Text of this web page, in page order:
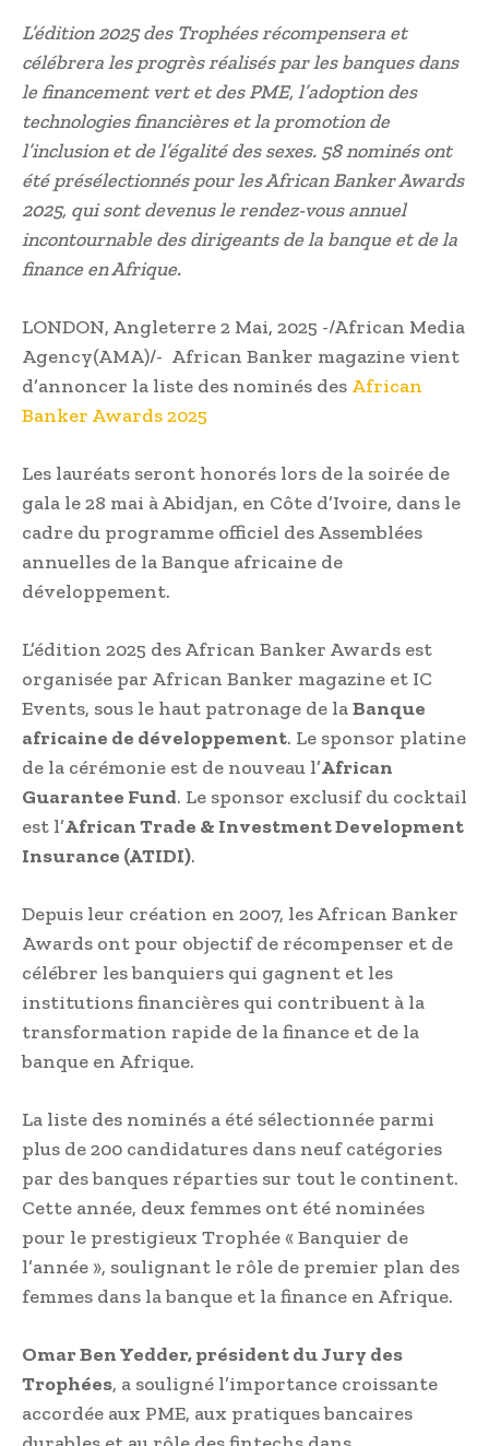
L’édition 2025 des Trophées récompensera et
célébrera les progrès réalisés par les banques dans
le financement vert et des PME, l’adoption des
technologies financières et la promotion de
l’inclusion et de l’égalité des sexes. 58 nominés ont
été présélectionnés pour les African Banker Awards
2025, qui sont devenus le rendez-vous annuel
incontournable des dirigeants de la banque et de la
finance en Afrique.
LONDON, Angleterre 2 Mai, 2025 -/African Media
Agency(AMA)/- African Banker magazine vient
d’annoncer la liste des nominés des African
Banker Awards 2025
Les lauréats seront honorés lors de la soirée de
gala le 28 mai à Abidjan, en Côte d’Ivoire, dans le
cadre du programme officiel des Assemblées
annuelles de la Banque africaine de
développement.
L’édition 2025 des African Banker Awards est
organisée par African Banker magazine et IC
Events, sous le haut patronage de laBanque
africaine de développement. Le sponsor platine
de la cérémonie est de nouveau l’African
Guarantee Fund. Le sponsor exclusif du cocktail
est l’African Trade & Investment Development
Insurance (ATIDI).
Depuis leur création en 2007, les African Banker
Awards ont pour objectif de récompenser et de
célébrer les banquiers qui gagnent et les
institutions financières qui contribuent à la
transformation rapide de la finance et de la
banque en Afrique.
La liste des nominés a été sélectionnée parmi
plus de 200 candidatures dans neuf catégories
par des banques réparties sur tout le continent.
Cette année, deux femmes ont été nominées
pour le prestigieux Trophée « Banquier de
l’année », soulignant le rôle de premier plan des
femmes dans la banque et la finance en Afrique.
Omar Ben Yedder, président du Jury des
Trophées, a souligné l’importance croissante
accordée aux PME, aux pratiques bancaires